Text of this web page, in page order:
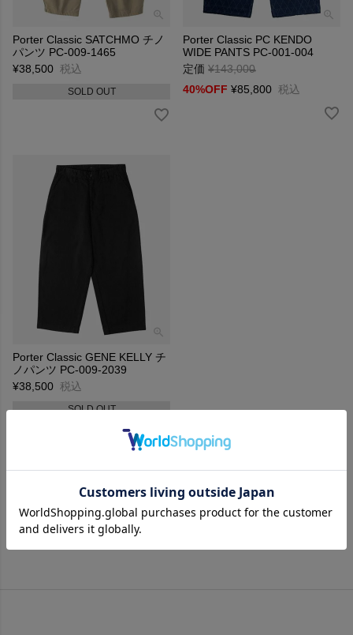
Porter Classic SATCHMO チノ
パンツ PC-009-1465
¥38,500 税込
SOLD OUT
Porter Classic PC KENDO
WIDE PANTS PC-001-004
定価 ¥143,000
→
40%OFF ¥85,800 税込
Porter Classic GENE KELLY チ
ノパンツ PC-009-2039
¥38,500 税込
SOLD OUT